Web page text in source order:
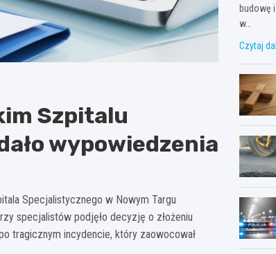
Szpitalu
wypowiedzenia
Specjalistycznego w Nowym Targu
specjalistów podjęło decyzję o złożeniu
tragicznym incydencie, który zaowocował
budowę
w…
Czytaj